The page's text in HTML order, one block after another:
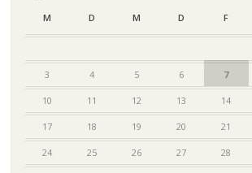
M D M D F
3 4 5 6 7
10 11 12 13 14
17 18 19 20 21
24 25 26 27 28